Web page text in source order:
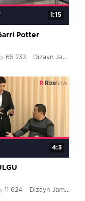
1:15
Potter
65 233 Dizayn Jamoasi
4:3
11 624 Dizayn Jamoasi